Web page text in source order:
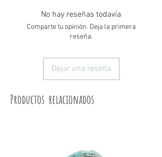
No hay reseñas todavía
Comparte tu opinión. Deja la primera
reseña.
Dejar una reseña
Productos relacionados